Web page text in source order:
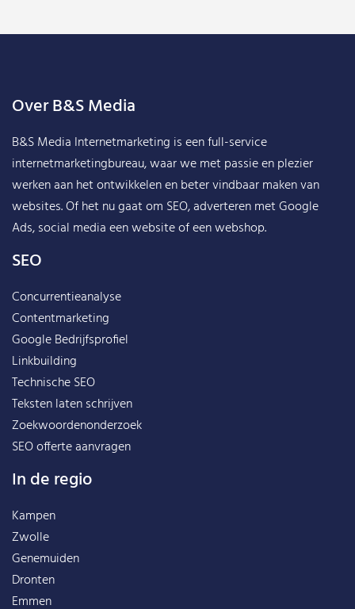
Over B&S Media
B&S Media Internetmarketing is een full-service
internetmarketingbureau, waar we met passie en plezier
werken aan het ontwikkelen en beter vindbaar maken van
websites. Of het nu gaat om SEO, adverteren met Google
Ads, social media een website of een webshop.
SEO
Concurrentieanalyse
Contentmarketing
Google Bedrijfsprofiel
Linkbuilding
Technische SEO
Teksten laten schrijven
Zoekwoordenonderzoek
SEO offerte aanvragen
In de regio
Kampen
Zwolle
Genemuiden
Dronten
Emmen